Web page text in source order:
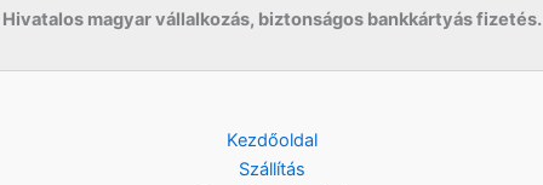
Hivatalos magyar vállalkozás, biztonságos bankkártyás fizetés.
Kezdőoldal
Szállítás